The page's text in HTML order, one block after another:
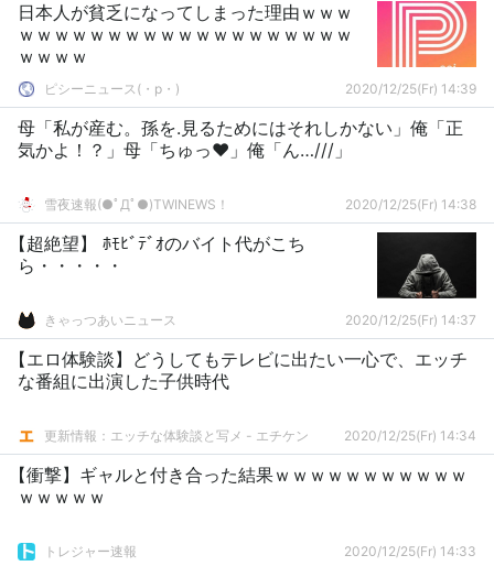
日本人が貧乏になってしまった理由ｗｗｗ
ｗｗｗｗｗｗｗｗｗｗｗｗｗｗｗｗｗｗｗ
ｗｗｗｗ
ピシーニュース(・p・)ゞ 2020/12/25(Fr) 14:39
母「私が産む。孫を.見るためにはそれしかない」俺「正
気かよ！？」母「ちゅっ❤︎」俺「ん…///」
雪夜速報(●ﾟДﾟ●)TWINEWS！ 2020/12/25(Fr) 14:38
【超絶望】 ﾎﾓﾋﾞﾃﾞｵのバイト代がこち
ら・・・・・
きゃっつあいニュース 2020/12/25(Fr) 14:37
【エロ体験談】どうしてもテレビに出たい一心で、エッチ
な番組に出演した子供時代
更新情報：エッチな体験談と写メ - エチケン 2020/12/25(Fr) 14:34
【衝撃】ギャルと付き合った結果ｗｗｗｗｗｗｗｗｗｗｗ
ｗｗｗｗｗ
トレジャー速報 2020/12/25(Fr) 14:33